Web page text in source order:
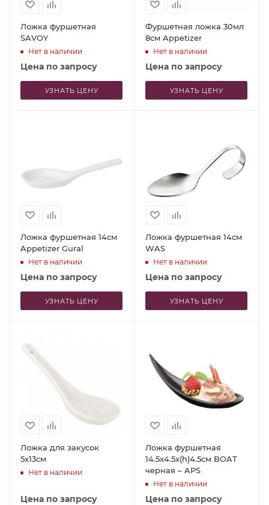
Ложка фуршетная
SAVOY
Нет в наличии
Цена по запросу
УЗНАТЬ ЦЕНУ
Фуршетная ложка 30мл
8см Appetizer
Нет в наличии
Цена по запросу
УЗНАТЬ ЦЕНУ
Ложка фуршетная 14см
Appetizer Gural
Нет в наличии
Цена по запросу
УЗНАТЬ ЦЕНУ
Ложка фуршетная 14см
WAS
Нет в наличии
Цена по запросу
УЗНАТЬ ЦЕНУ
Ложка для закусок
5x13см
Нет в наличии
Цена по запросу
Ложка фуршетная
14.5x4.5x(h)4.5см BOAT
черная – APS
Нет в наличии
Цена по запросу